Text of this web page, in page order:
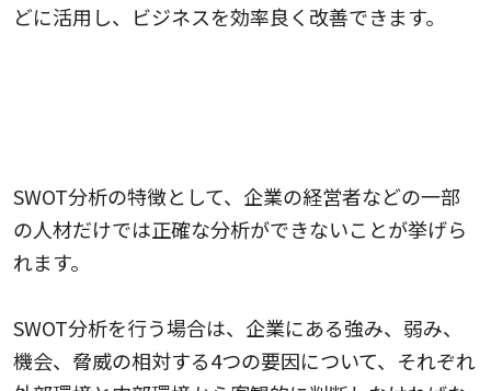
どに活用し、ビジネスを効率良く改善できます。
SWOT分析の特徴として、企業の経営者などの一部
の人材だけでは正確な分析ができないことが挙げら
れます。
SWOT分析を行う場合は、企業にある強み、弱み、
機会、脅威の相対する4つの要因について、それぞれ